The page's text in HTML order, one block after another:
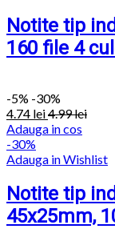
Notite tip
160 file 4
-5% -30%
4.74 lei4.99lei
Adauga in cos
-30%
Adauga in Wishlist
Notite tip
45x25mm,